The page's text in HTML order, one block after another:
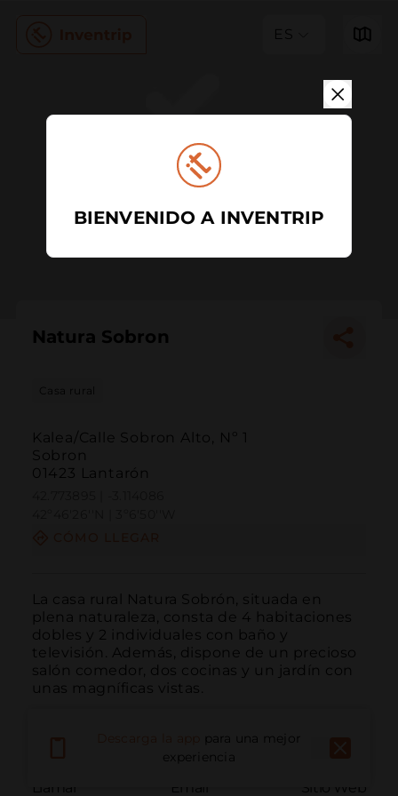
ES
Natura Sobron
Casa rural
Kalea/Calle Sobron Alto, Nº 1
Sobron
01423 Lantarón
La casa rural Natura Sobrón, situada en
plena naturaleza, consta de 4 habitaciones
dobles y 2 individuales con baño y
televisión. Además, dispone de un precioso
salón comedor, dos cocinas y un jardín con
unas magníficas vistas.
Llamar Email Sitio Web
para una mejor
experiencia
BIENVENIDO A INVENTRIP